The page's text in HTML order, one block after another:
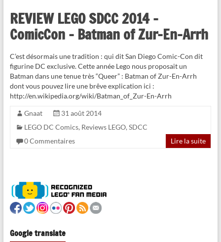
REVIEW LEGO SDCC 2014 –
ComicCon – Batman of Zur-En-Arrh
C’est désormais une tradition : qui dit San Diego Comic-Con dit
figurine DC exclusive. Cette année Lego nous proposait un
Batman dans une tenue très “Queer” : Batman of Zur-En-Arrh
dont vous pouvez lire une brêve explication ici :
http://en.wikipedia.org/wiki/Batman_of_Zur-En-Arrh
Gnaat
31 août 2014
LEGO DC Comics, Reviews LEGO, SDCC
0 Commentaires
Lire la suite
Google translate